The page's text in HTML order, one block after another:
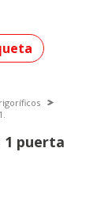
puerta